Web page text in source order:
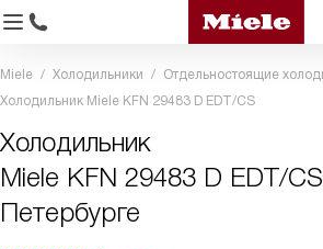
Miele Холодильники
Отдельностоящие
Холодильник Miele KFN 29483 D EDT/CS
Холодильник
Miele KFN 29483 D EDT/
Петербурге